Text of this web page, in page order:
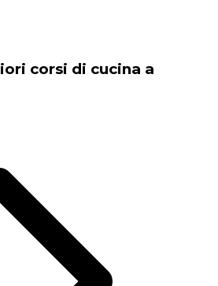
corsi di cucina a